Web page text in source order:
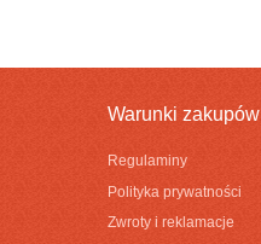
Warunki zakupów
Regulaminy
Polityka prywatności
Zwroty i reklamacje